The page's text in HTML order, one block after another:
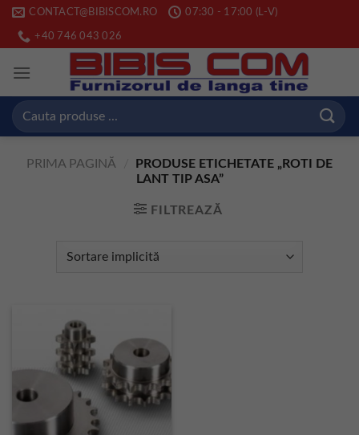
Skip
content
CONTACT@BIBISCOM.RO 07:30 - 17:00 (L-V)
+40 746 043 026
Caută
PRIMA PAGINĂ
PRODUSE ETICHETATE „ROTI DE
LANT TIP ASA”
FILTREAZĂ